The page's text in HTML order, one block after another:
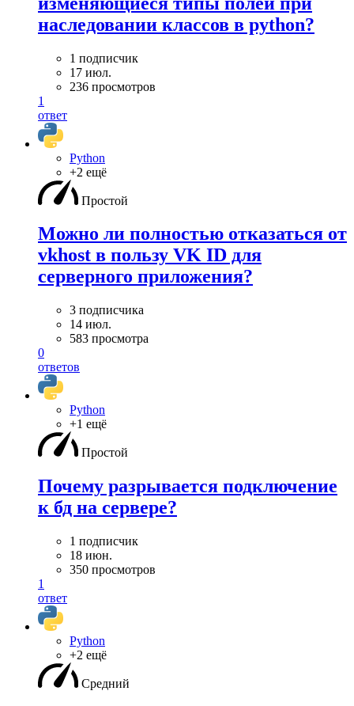
наследовании классов в python?
1 подписчик
17 июл.
236 просмотров
1
ответ
Python
+2 ещё
Простой
Можно ли полностью отказаться от
vkhost в пользу VK ID для
серверного приложения?
3 подписчика
14 июл.
583 просмотра
0
ответов
Python
+1 ещё
Простой
Почему разрывается подключение
к бд на сервере?
1 подписчик
18 июн.
350 просмотров
1
ответ
Python
+2 ещё
Средний